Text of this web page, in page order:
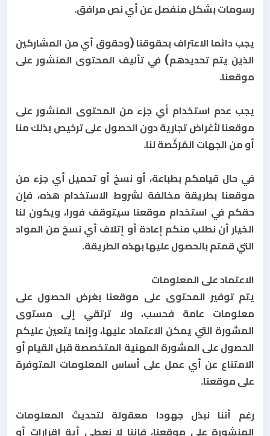
رسومات بشكل منفصل عن أي نص مرافق.
يجب دائما الاعتراف بحقوقنا (وحقوق أي من المشاركين
الذين يتم تحديدهم) في تأليف المحتوى المنشور على
موقعنا.
يجب عدم استخدام أي جزء من المحتوى المنشور على
موقعنا لأغراض تجارية دون الحصول على ترخيص بذلك منا
أو من الجهات المُرَخِّصة لنا.
في حال قيامكم بطباعة، أو نسخ أو تحميل أي جزء من
موقعنا بطريقة مخالفة لشروط الاستخدام هذه، فإن
حقكم في استخدام موقعنا سيتوقف فورا، ويكون لنا
الخيار أن نطلب منكم إعادة أو إتلاف أي نسخ من المواد
التي قمتم بالحصول عليها بهذه الطريقة.
الاعتماد على المعلومات
يتم توفير المحتوى على موقعنا بغرض الحصول على
معلومات عامة فحسب، ولا ترتقي إلى مستوى
المشورة التي يمكن الاعتماد عليها، وإنما يتعين عليكم
الحصول على المشورة المهنية المتخصصة قبل القيام أو
الامتناع عن أي عمل على أساس المعلومات المتوفرة
على موقعنا.
رغم أننا نبذل جهودا معقولة لتحديث المعلومات
المنشورة على موقعنا، فإننا لا نعطي أية إقرارات أو